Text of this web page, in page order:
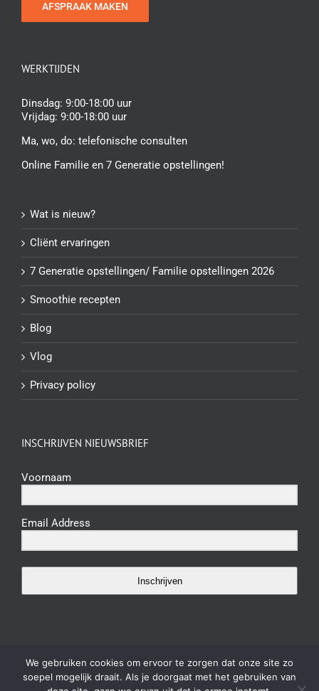
AFSPRAAK MAKEN
WERKTIJDEN
Dinsdag: 9:00-18:00 uur
Vrijdag: 9:00-18:00 uur
Ma, wo, do: telefonische consulten
Online Familie en 7 Generatie opstellingen!
Wat is nieuw?
Cliënt ervaringen
7 Generatie opstellingen/ Familie opstellingen 2026
Smoothie recepten
Blog
Vlog
Privacy policy
INSCHRIJVEN NIEUWSBRIEF
Voornaam
Email Address
Inschrijven
©2023 Shivani Ayurveda. All Rights Reserved |Algemene voorwaarden
We gebruiken cookies om ervoor te zorgen dat onze site zo
soepel mogelijk draait. Als je doorgaat met het gebruiken van